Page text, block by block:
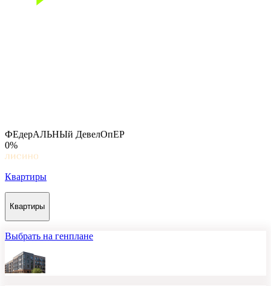
ФЕдерАЛЬНЫй ДевелОпЕР
0%
Квартиры
Квартиры
Выбрать на генплане